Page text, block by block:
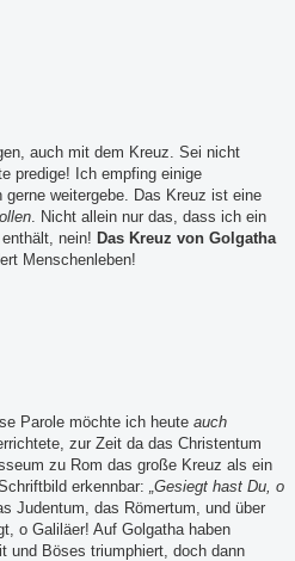
auch mit dem Kreuz. Sei nicht
predige! Ich empfing einige
weitergebe. Das Kreuz ist eine
. Nicht allein nur das, dass ich ein
nein! Das Kreuz von Golgatha
Menschenleben!
Parole möchte ich heute auch
zur Zeit da das Christentum
zu Rom das große Kreuz als ein
erkennbar: „Gesiegt hast Du, o
Judentum, das Römertum, und über
o Galiläer! Auf Golgatha haben
und Böses triumphiert, doch dann